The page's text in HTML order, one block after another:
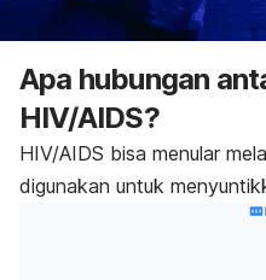
Apa hubungan
HIV/AIDS?
HIV/AIDS bisa menular
digunakan untuk